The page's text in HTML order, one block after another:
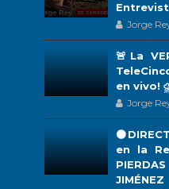
Jorge
🚨La
en
Jorge
en la
JIMÉNEZ